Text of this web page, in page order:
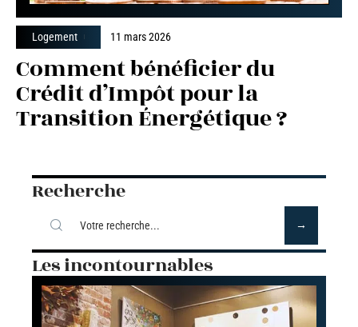
Logement 11 mars 2026
Comment bénéficier du
Crédit d’Impôt pour la
Transition Énergétique ?
Recherche
Les incontournables